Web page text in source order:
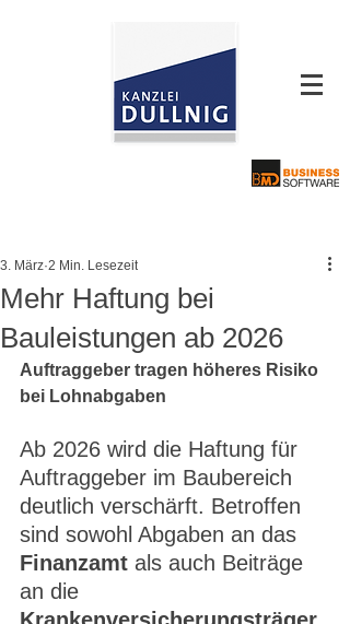
Mehr Haftung bei
Bauleistungen ab 2026
3. März 2 Min. Lesezeit
Auftraggeber tragen höheres Risiko
bei Lohnabgaben
Ab 2026 wird die Haftung für
Auftraggeber im Baubereich
deutlich verschärft. Betroffen
sind sowohl Abgaben an das
Finanzamt als auch Beiträge
an die